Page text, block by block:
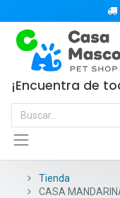
¡Encuentra de
Tienda
CASA